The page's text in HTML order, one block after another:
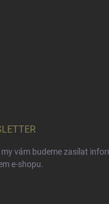
vám budeme zasílat
e-shopu.